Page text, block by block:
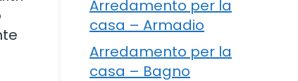
Arredamento per la
casa – Armadio
Arredamento per la
casa – Bagno